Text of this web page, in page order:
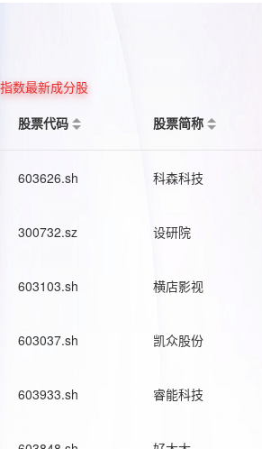
指数最新成分股
股票代码
股票简称
603626.sh 科森科技
300732.sz 设研院
603103.sh 横店影视
603037.sh 凯众股份
603933.sh 睿能科技